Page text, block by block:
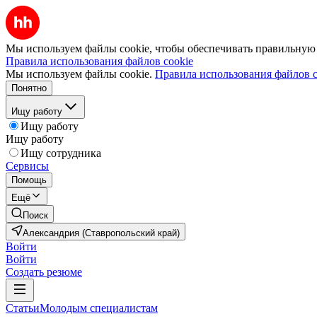
Мы используем файлы cookie, чтобы обеспечивать правильную
Правила использования файлов cookie
Мы используем файлы cookie. Правила использования файлов
Понятно
Ищу работу
Ищу работу
Ищу работу
Ищу сотрудника
Сервисы
Помощь
Ещё
Поиск
Александрия (Ставропольский край)
Войти
Войти
Создать резюме
СтатьиМолодым специалистам